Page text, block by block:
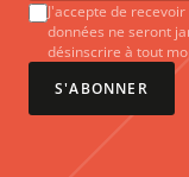
J'accepte de
données ne seront
désinscrire à tout
S'ABONNER